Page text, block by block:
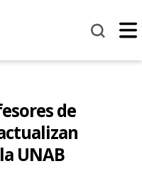
de
UNAB